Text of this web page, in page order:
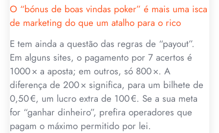
O “bónus de boas vindas poker” é mais uma isca
de marketing do que um atalho para o rico
E tem ainda a questão das regras de “payout”.
Em alguns sites, o pagamento por 7 acertos é
1000 × a aposta; em outros, só 800 ×. A
diferença de 200 × significa, para um bilhete de
0,50 €, um lucro extra de 100 €. Se a sua meta
for “ganhar dinheiro”, prefira operadores que
pagam o máximo permitido por lei.